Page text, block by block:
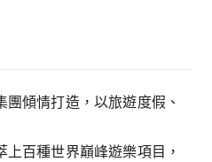
傾情打造，以旅遊度假、
百種世界巔峰遊樂項目，